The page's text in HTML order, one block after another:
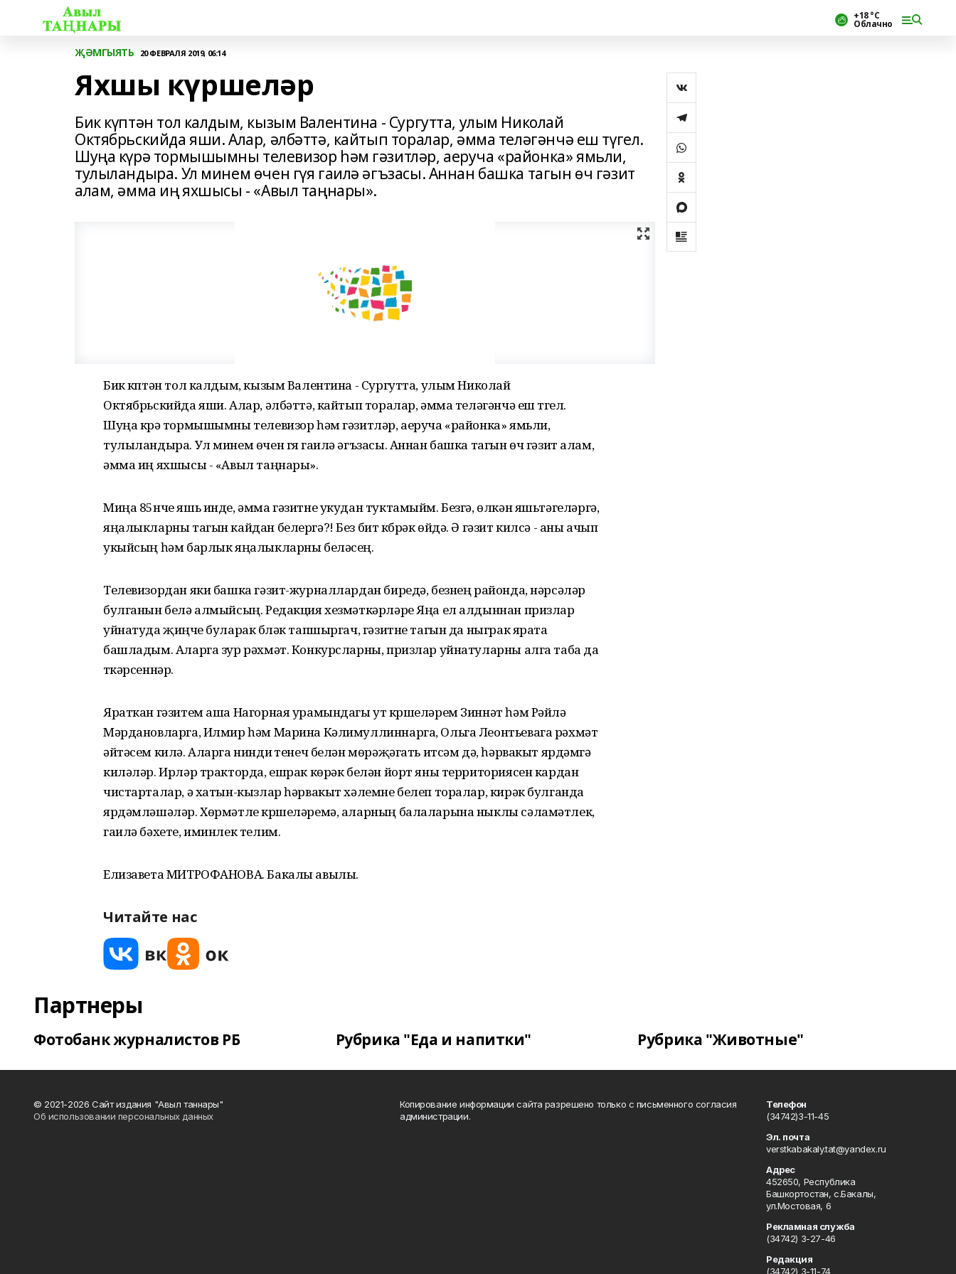
+18 °С
Облачно
ҖӘМГЫЯТЬ 20 ФЕВРАЛЯ 2019, 06:14
Яхшы күршеләр
Бик күптән тол калдым, кызым Валентина - Сургутта, улым Николай
Октябрьскийда яши. Алар, әлбәттә, кайтып торалар, әмма теләгәнчә еш түгел.
Шуңа күрә тормышымны телевизор һәм гәзитләр, аеруча «районка» ямьли,
тулыландыра. Ул минем өчен гүя гаилә әгъзасы. Аннан башка тагын өч гәзит
алам, әмма иң яхшысы - «Авыл таңнары».
Бик күптән тол калдым, кызым Валентина - Сургутта, улым Николай
Октябрьскийда яши. Алар, әлбәттә, кайтып торалар, әмма теләгәнчә еш түгел.
Шуңа күрә тормышымны телевизор һәм гәзитләр, аеруча «районка» ямьли,
тулыландыра. Ул минем өчен гүя гаилә әгъзасы. Аннан башка тагын өч гәзит алам,
әмма иң яхшысы - «Авыл таңнары».
Миңа 85нче яшь инде, әмма гәзитне укудан туктамыйм. Безгә, өлкән яшьтәгеләргә,
яңалыкларны тагын кайдан белергә?! Без бит күбрәк өйдә. Ә гәзит килсә - аны ачып
укыйсың һәм барлык яңалыкларны беләсең.
Телевизордан яки башка гәзит-журналлардан биредә, безнең районда, нәрсәләр
булганын белә алмыйсың. Редакция хезмәткәрләре Яңа ел алдыннан призлар
уйнатуда җиңүче буларак бүләк тапшыргач, гәзитне тагын да ныграк ярата
башладым. Аларга зур рәхмәт. Конкурсларны, призлар уйнатуларны алга таба да
үткәрсеннәр.
Яраткан гәзитем аша Нагорная урамындагы ут күршеләрем Зиннәт һәм Рәйлә
Мәрдановларга, Илмир һәм Марина Кәлимуллиннарга, Ольга Леонтьевага рәхмәт
әйтәсем килә. Аларга нинди үтенеч белән мөрәҗәгать итсәм дә, һәрвакыт ярдәмгә
киләләр. Ирләр тракторда, ешрак көрәк белән йорт яны территориясен кардан
чистарталар, ә хатын-кызлар һәрвакыт хәлемне белеп торалар, кирәк булганда
ярдәмләшәләр. Хөрмәтле күршеләремә, аларның балаларына ныклы сәламәтлек,
гаилә бәхете, иминлек телим.
Елизавета МИТРОФАНОВА. Бакалы авылы.
Читайте нас
Партнеры
Фотобанк журналистов РБ Рубрика "Еда и напитки" Рубрика "Животные"
© 2021-2026 Сайт издания "Авыл таннары"
Об использовании персональных данных
Копирование информации сайта разрешено только с письменного согласия
администрации.
Телефон
(34742)3-11-45
Эл. почта
verstkabakaly.tat@yandex.ru
Адрес
452650, Республика
Башкортостан, с.Бакалы,
ул.Мостовая, 6
Рекламная служба
(34742) 3-27-46
Редакция
(34742) 3-11-74